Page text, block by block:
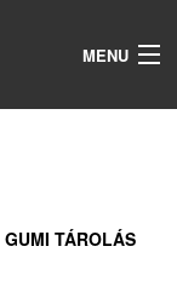
MENU
GUMI TÁROLÁS